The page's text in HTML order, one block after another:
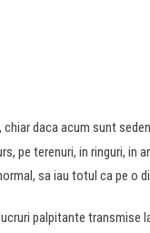
daca acum sunt
pe terenuri, in ringuri, in
sa iau totul ca pe o
palpitante transmise